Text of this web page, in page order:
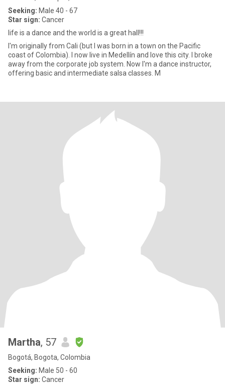
Seeking: Male 40 - 67
Star sign: Cancer
life is a dance and the world is a great hall!!!
I'm originally from Cali (but I was born in a town on the Pacific
coast of Colombia). I now live in Medellín and love this city. I broke
away from the corporate job system. Now I'm a dance instructor,
offering basic and intermediate salsa classes. M
Martha, 57
Bogotá, Bogota, Colombia
Seeking: Male 50 - 60
Star sign: Cancer